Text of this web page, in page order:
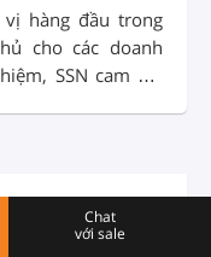
vị hàng đầu trong
cho các doanh
SSN cam kết
hành hệ thống
Chat
với sale